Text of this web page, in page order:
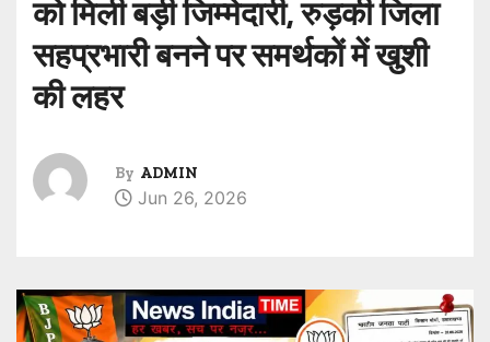
को मिली बड़ी जिम्मेदारी, रुड़की जिला
सहप्रभारी बनने पर समर्थकों में खुशी
की लहर
By ADMIN
Jun 26, 2026